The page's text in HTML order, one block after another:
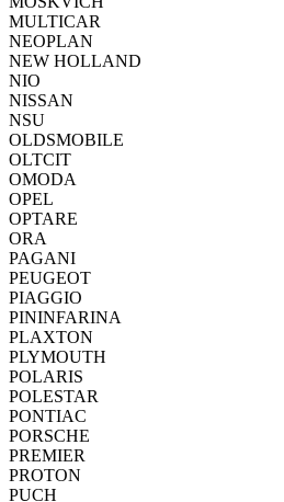
MULTICAR
NEOPLAN
NEW HOLLAND
NIO
NISSAN
NSU
OLDSMOBILE
OLTCIT
OMODA
OPEL
OPTARE
ORA
PAGANI
PEUGEOT
PIAGGIO
PININFARINA
PLAXTON
PLYMOUTH
POLARIS
POLESTAR
PONTIAC
PORSCHE
PREMIER
PROTON
PUCH